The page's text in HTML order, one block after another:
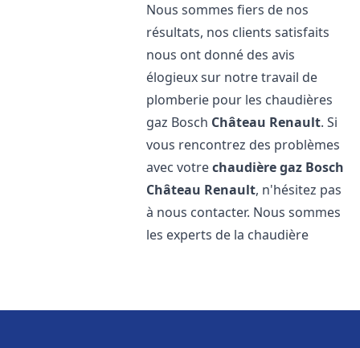
Nous sommes fiers de nos
résultats, nos clients satisfaits
nous ont donné des avis
élogieux sur notre travail de
plomberie pour les chaudières
gaz Bosch Château Renault. Si
vous rencontrez des problèmes
avec votrechaudière gaz Bosch
Château Renault, n'hésitez pas
à nous contacter. Nous sommes
les experts de la chaudière